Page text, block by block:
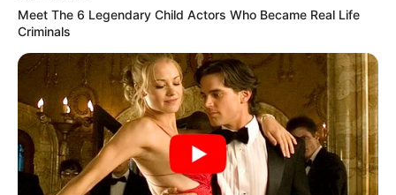
Meet The 6 Legendary Child Actors Who Became Real Life
Criminals